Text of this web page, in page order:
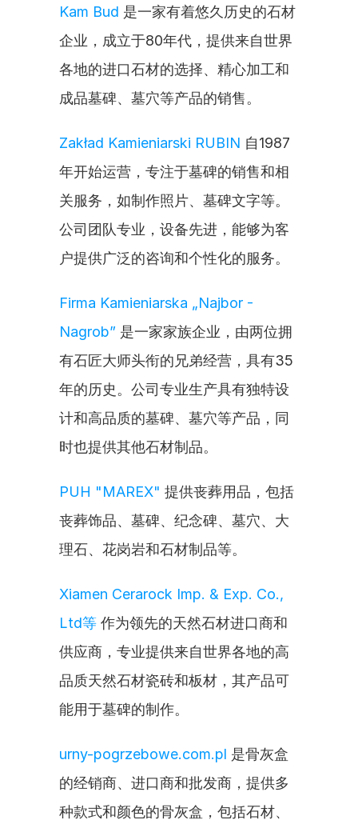
Kam Bud 是一家有着悠久历史的石材
企业，成立于80年代，提供来自世界
各地的进口石材的选择、精心加工和
成品墓碑、墓穴等产品的销售。
Zakład Kamieniarski RUBIN 自1987
年开始运营，专注于墓碑的销售和相
关服务，如制作照片、墓碑文字等。
公司团队专业，设备先进，能够为客
户提供广泛的咨询和个性化的服务。
Firma Kamieniarska „Najbor -
Nagrob” 是一家家族企业，由两位拥
有石匠大师头衔的兄弟经营，具有35
年的历史。公司专业生产具有独特设
计和高品质的墓碑、墓穴等产品，同
时也提供其他石材制品。
PUH "MAREX" 提供丧葬用品，包括
丧葬饰品、墓碑、纪念碑、墓穴、大
理石、花岗岩和石材制品等。
Xiamen Cerarock Imp. & Exp. Co.,
Ltd等 作为领先的天然石材进口商和
供应商，专业提供来自世界各地的高
品质天然石材瓷砖和板材，其产品可
能用于墓碑的制作。
urny-pogrzebowe.com.pl 是骨灰盒
的经销商、进口商和批发商，提供多
种款式和颜色的骨灰盒，包括石材、